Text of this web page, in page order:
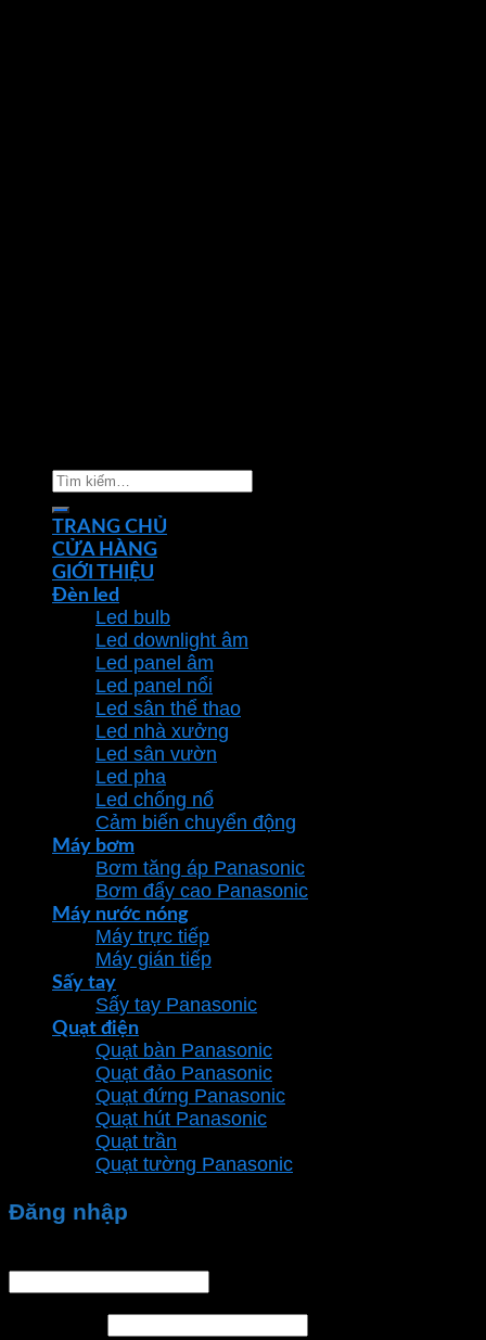
Tìm
kiếm:
TRANG CHỦ
CỬA HÀNG
GIỚI THIỆU
Đèn led
Led bulb
Led downlight âm
Led panel âm
Led panel nổi
Led sân thể thao
Led nhà xưởng
Led sân vườn
Led pha
Led chống nổ
Cảm biến chuyển động
Máy bơm
Bơm tăng áp Panasonic
Bơm đẩy cao Panasonic
Máy nước nóng
Máy trực tiếp
Máy gián tiếp
Sấy tay
Sấy tay Panasonic
Quạt điện
Quạt bàn Panasonic
Quạt đảo Panasonic
Quạt đứng Panasonic
Quạt hút Panasonic
Quạt trần
Quạt tường Panasonic
Đăng nhập